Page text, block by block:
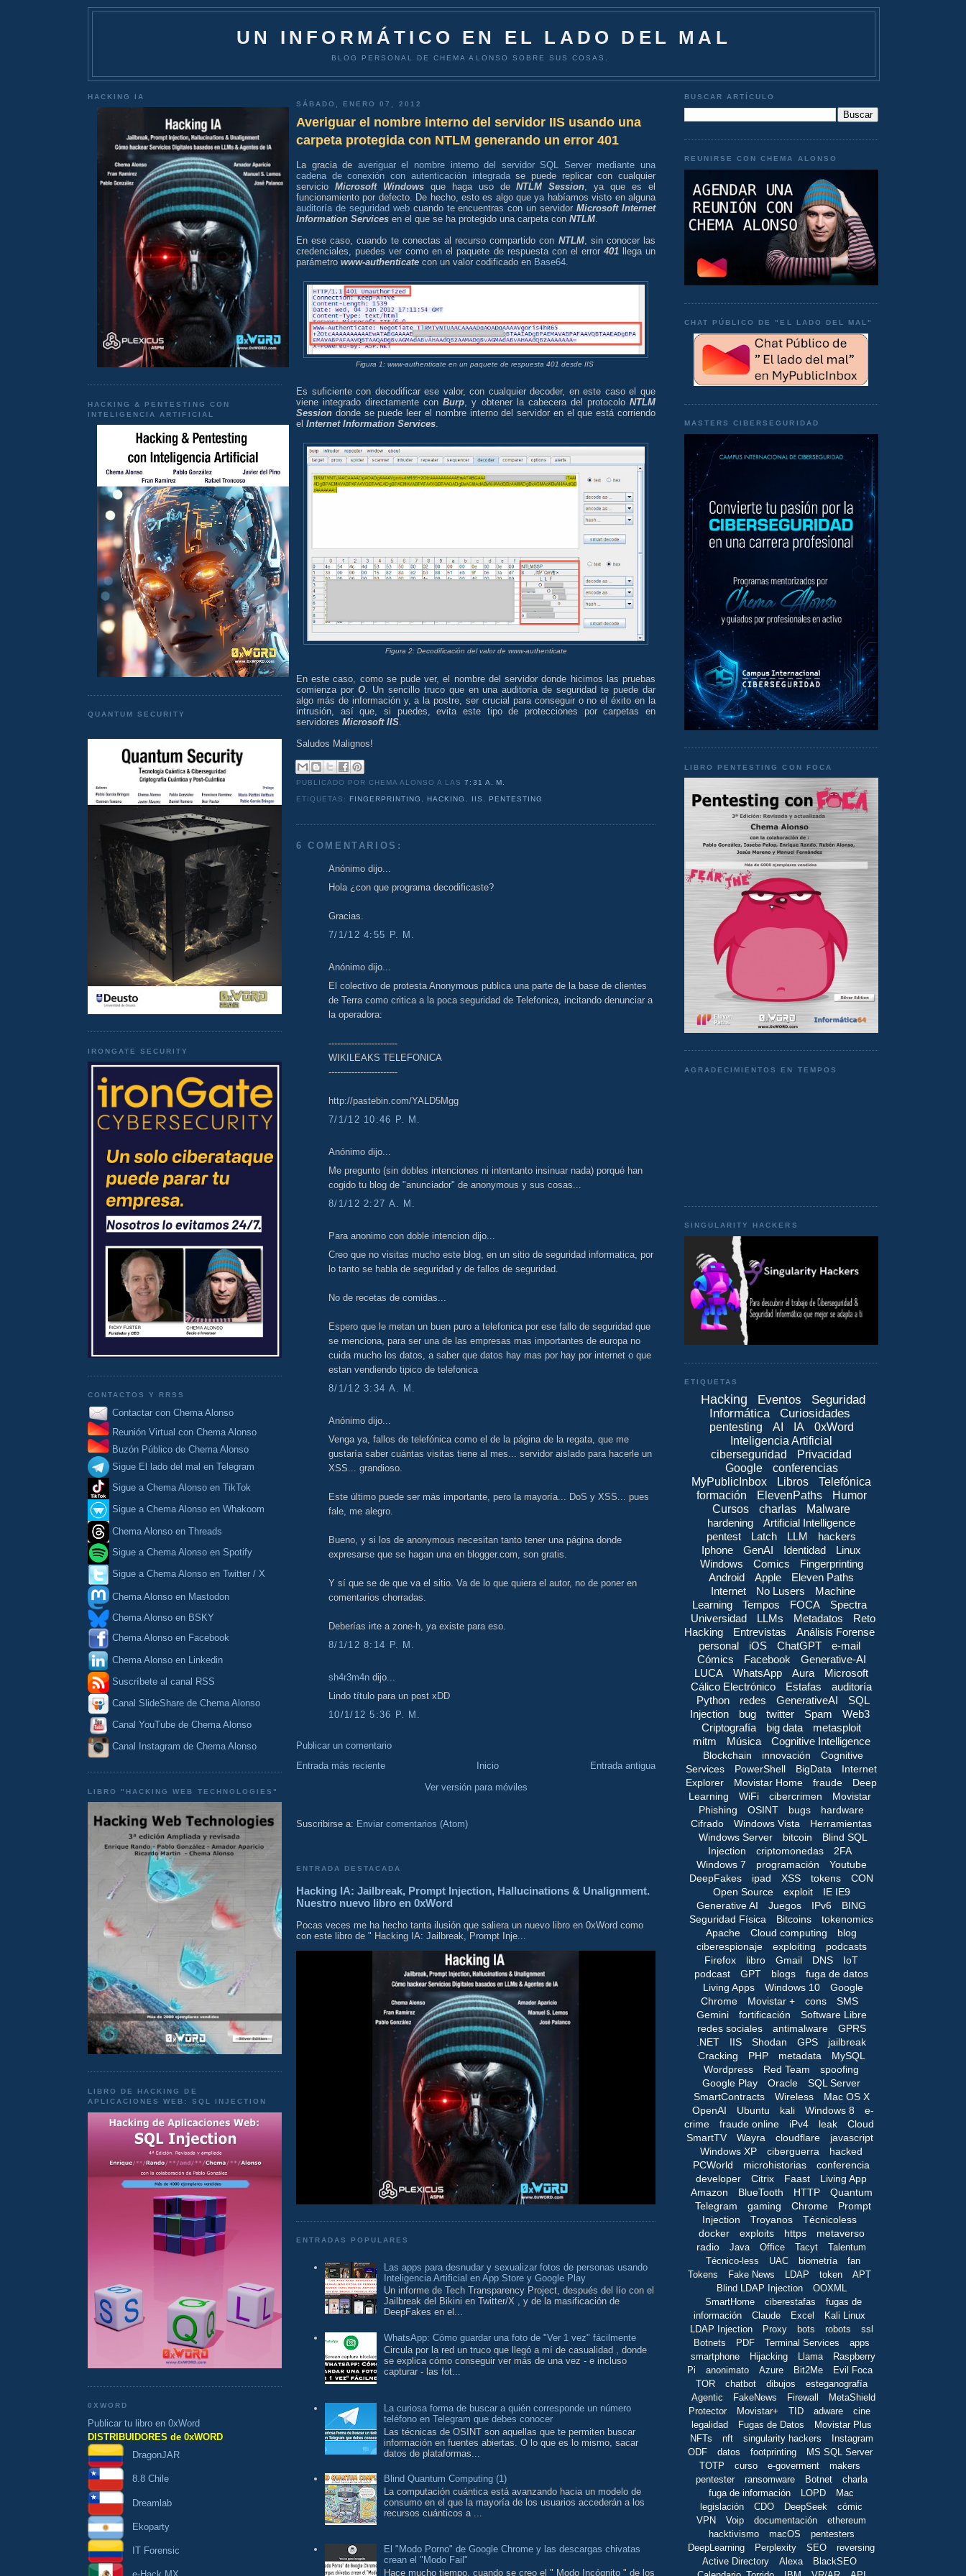
UN INFORMÁTICO EN EL LADO DEL MAL
BLOG PERSONAL DE CHEMA ALONSO SOBRE SUS COSAS.
HACKING IA
HACKING & PENTESTING CON
INTELIGENCIA ARTIFICIAL
QUANTUM SECURITY
IRONGATE SECURITY
CONTACTOS Y RRSS
Contactar con Chema Alonso
Reunión Virtual con Chema Alonso
Buzón Público de Chema Alonso
Sigue El lado del mal en Telegram
Sigue a Chema Alonso en TikTok
Sigue a Chema Alonso en Whakoom
Chema Alonso en Threads
Sigue a Chema Alonso en Spotify
Sigue a Chema Alonso en Twitter / X
Chema Alonso en Mastodon
Chema Alonso en BSKY
Chema Alonso en Facebook
Chema Alonso en Linkedin
Suscríbete al canal RSS
Canal SlideShare de Chema Alonso
Canal YouTube de Chema Alonso
Canal Instagram de Chema Alonso
LIBRO "HACKING WEB TECHNOLOGIES"
LIBRO DE HACKING DE
APLICACIONES WEB: SQL INJECTION
0XWORD
Publicar tu libro en 0xWord
DISTRIBUIDORES de 0xWORD
DragonJAR
8.8 Chile
Dreamlab
Ekoparty
IT Forensic
SÁBADO, ENERO 07, 2012
Averiguar el nombre interno del servidor IIS usando una
carpeta protegida con NTLM generando un error 401
La gracia de averiguar el nombre interno del servidor SQL Server mediante una
cadena de conexión con autenticación integradase puede replicar con cualquier
servicio Microsoft Windowsque haga uso deNTLM Session , ya que es el
funcionamiento por defecto. De hecho, esto es algo que ya habíamos visto en alguna
auditoría de seguridad webcuando te encuentras con un servidorMicrosoft Internet
Information Services en el que se ha protegido una carpeta con NTLM
En ese caso, cuando te conectas al recurso compartido con NTLM, sin conocer las
credenciales, puedes ver como en el paquete de respuesta con el error 401llega un
parámetro www-authenticate con un valor codificado en Base64
Figura 1: www-authenticate en un paquete de respuesta 401 desde IIS
Es suficiente con decodificar ese valor, con cualquier decoder, en este caso el que
viene integrado directamente conBurp, y obtener la cabecera del protocoloNTLM
Session donde se puede leer el nombre interno del servidor en el que está corriendo
el Internet Information Services.
Figura 2: Decodificación del valor de www-authenticate
En este caso, como se pude ver, el nombre del servidor donde hicimos las pruebas
comienza por O. Un sencillo truco que en una auditoría de seguridad te puede dar
algo más de información y, a la postre, ser crucial para conseguir o no el éxito en la
intrusión, así que, si puedes, evita este tipo de protecciones por carpetas en
servidores Microsoft IIS
Saludos Malignos!
PUBLICADO POR CHEMA ALONSOA LAS7:31 A. M.
ETIQUETAS: FINGERPRINTING , HACKING , IIS , PENTESTING
6 COMENTARIOS:
Anónimo dijo...
Hola ¿con que programa decodificaste?
Gracias.
7/1/12 4:55 P. M.
Anónimo dijo...
El colectivo de protesta Anonymous publica una parte de la base de clientes
de Terra como critica a la poca seguridad de Telefonica, incitando denunciar a
la operadora:
------------------------
WIKILEAKS TELEFONICA
------------------------
http://pastebin.com/YALD5Mgg
7/1/12 10:46 P. M.
Anónimo dijo...
Me pregunto (sin dobles intenciones ni intentanto insinuar nada) porqué han
cogido tu blog de "anunciador" de anonymous y sus cosas...
8/1/12 2:27 A. M.
Para anonimo con doble intencion dijo...
Creo que no visitas mucho este blog, en un sitio de seguridad informatica, por
lo tanto se habla de seguridad y de fallos de seguridad.
No de recetas de comidas...
Espero que le metan un buen puro a telefonica por ese fallo de seguridad que
se menciona, para ser una de las empresas mas importantes de europa no
cuida mucho los datos, a saber que datos hay mas por hay por internet o que
estan vendiendo tipico de telefonica
8/1/12 3:34 A. M.
Anónimo dijo...
Venga ya, fallos de telefónica como el de la página de la regata, que me
gustaría saber cuántas visitas tiene al mes... servidor aislado para hacerle un
XSS... grandioso.
Este último puede ser más importante, pero la mayoría... DoS y XSS... pues
fale, me alegro.
Bueno, y si los de anonymous necesitan tanto tener una página donde
expresarse que se hagan una en blogger.com, son gratis.
Y sí que se de que va el sitio. Va de lo que quiera el autor, no de poner en
comentarios chorradas.
Deberías irte a zone-h, ya existe para eso.
8/1/12 8:14 P. M.
sh4r3m4n dijo...
Lindo título para un post xDD
10/1/12 5:36 P. M.
Publicar un comentario
Entrada más reciente
Entrada antigua
Inicio
Ver versión para móviles
Suscribirse a: Enviar comentarios (Atom)
ENTRADA DESTACADA
Hacking IA: Jailbreak, Prompt Injection, Hallucinations & Unalignment.
Nuestro nuevo libro en 0xWord
Pocas veces me ha hecho tanta ilusión que saliera un nuevo libro en 0xWord como
con este libro de " Hacking IA: Jailbreak, Prompt Inje...
ENTRADAS POPULARES
Las apps para desnudar y sexualizar fotos de personas usando
Inteligencia Artificial en App Store y Google Play
Un informe de Tech Transparency Project, después del lío con el
Jailbreak del Bikini en Twitter/X , y de la masificación de
DeepFakes en el...
WhatsApp: Cómo guardar una foto de "Ver 1 vez" fácilmente
Circula por la red un truco que llegó a mí de casualidad , donde
se explica cómo conseguir ver más de una vez - e incluso
capturar - las fot...
La curiosa forma de buscar a quién corresponde un número
teléfono en Telegram que debes conocer
Las técnicas de OSINT son aquellas que te permiten buscar
información en fuentes abiertas. O lo que es lo mismo, sacar
datos de plataformas...
Blind Quantum Computing (1)
La computación cuántica está avanzando hacia un modelo de
consumo en el que la mayoría de los usuarios accederán a los
recursos cuánticos a ...
El "Modo Porno" de Google Chrome y las descargas chivatas
crean el "Modo Fail"
Hace mucho tiempo, cuando se creo el " Modo Incógnito " de los
BUSCAR ARTÍCULO
REUNIRSE CON CHEMA ALONSO
CHAT PÚBLICO DE "EL LADO DEL MAL"
MASTERS CIBERSEGURIDAD
LIBRO PENTESTING CON FOCA
AGRADECIMIENTOS EN TEMPOS
SINGULARITY HACKERS
ETIQUETAS
Hacking Eventos
Seguridad
Informática
Curiosidades
pentesting AI IA
0xWord
Inteligencia Artificial
ciberseguridad
Privacidad
Google
conferencias
MyPublicInbox
Libros
Telefónica
formación
ElevenPaths
Humor
Cursos
charlas
Malware
hardening
Artificial Intelligence
pentest
Latch LLM
hackers
Iphone
GenAI Identidad
Linux
Windows
Comics
Fingerprinting
Android
Apple
Eleven Paths
Internet
No Lusers
Machine
Learning
Tempos FOCA
Spectra
Universidad
LLMs Metadatos
Reto
Hacking
Entrevistas
Análisis Forense
personal
iOS ChatGPT
e-mail
Cómics
Facebook
Generative-AI
LUCA
WhatsApp Aura
Microsoft
Cálico Electrónico
Estafas
auditoría
Python
redes GenerativeAI
SQL
Injection
bug twitter Spam
Web3
Criptografía
big data
metasploit
mitm
Música Cognitive Intelligence
Blockchain innovación
Cognitive
Services
PowerShell BigData
Internet
Explorer
Movistar Home fraude
Deep
Learning
WiFi cibercrimen
Movistar
Phishing
OSINT bugs
hardware
Cifrado
Windows Vista
Herramientas
Windows Server
bitcoin
Blind SQL
Injection
criptomonedas
2FA
Windows 7
programación
Youtube
DeepFakes
ipad XSS tokens
CON
Open Source
exploit
IE IE9
Generative AI
Juegos IPv6
BING
Seguridad Física
Bitcoins
tokenomics
Apache
Cloud computing
blog
ciberespionaje
exploiting
podcasts
Firefox
libro Gmail DNS
IoT
podcast
GPT blogs
fuga de datos
Living Apps
Windows 10
Google
Chrome
Movistar + cons
SMS
Gemini
fortificación
Software Libre
redes sociales
antimalware
GPRS
.NET
IIS Shodan GPS
jailbreak
Cracking
PHP metadata
MySQL
Wordpress
Red Team
spoofing
Google Play
Oracle
SQL Server
SmartContracts
Wireless
Mac OS X
OpenAI
Ubuntu kali Windows 8
e-
crime
fraude online iPv4 leak
Cloud
SmartTV
Wayra cloudflare
javascript
Windows XP
ciberguerra
hacked
PCWorld
microhistorias
conferencia
developer
Citrix Faast
Living App
Amazon
BlueTooth HTTP
Quantum
Telegram
gaming Chrome
Prompt
Injection
Troyanos
Técnicoless
docker
exploits https
metaverso
radio
Java Office Tacyt
Talentum
Técnico-less
UAC biometría
fan
Tokens
Fake News LDAP token
APT
Blind LDAP Injection
OOXML
SmartHome
ciberestafas
fugas de
información
Claude Excel
Kali Linux
LDAP Injection
Proxy bots robots
ssl
Botnets
PDF Terminal Services
apps
smartphone
Hijacking Llama
Raspberry
Pi
anonimato Azure Bit2Me
Evil Foca
TOR
chatbot dibujos
esteganografía
Agentic
FakeNews Firewall
MetaShield
Protector
Movistar+ TID adware
cine
legalidad
Fugas de Datos
Movistar Plus
NFTs
nft singularity hackers
Instagram
ODF
datos footprinting
MS SQL Server
TOTP
curso e-goverment
makers
pentester
ransomware Botnet
charla
fuga de información
LOPD
Mac
legislación
CDO DeepSeek
cómic
VPN
Voip documentación
ethereum
hacktivismo
macOS
pentesters
DeepLearning
Perplexity SEO
reversing
Active Directory
Alexa
BlackSEO